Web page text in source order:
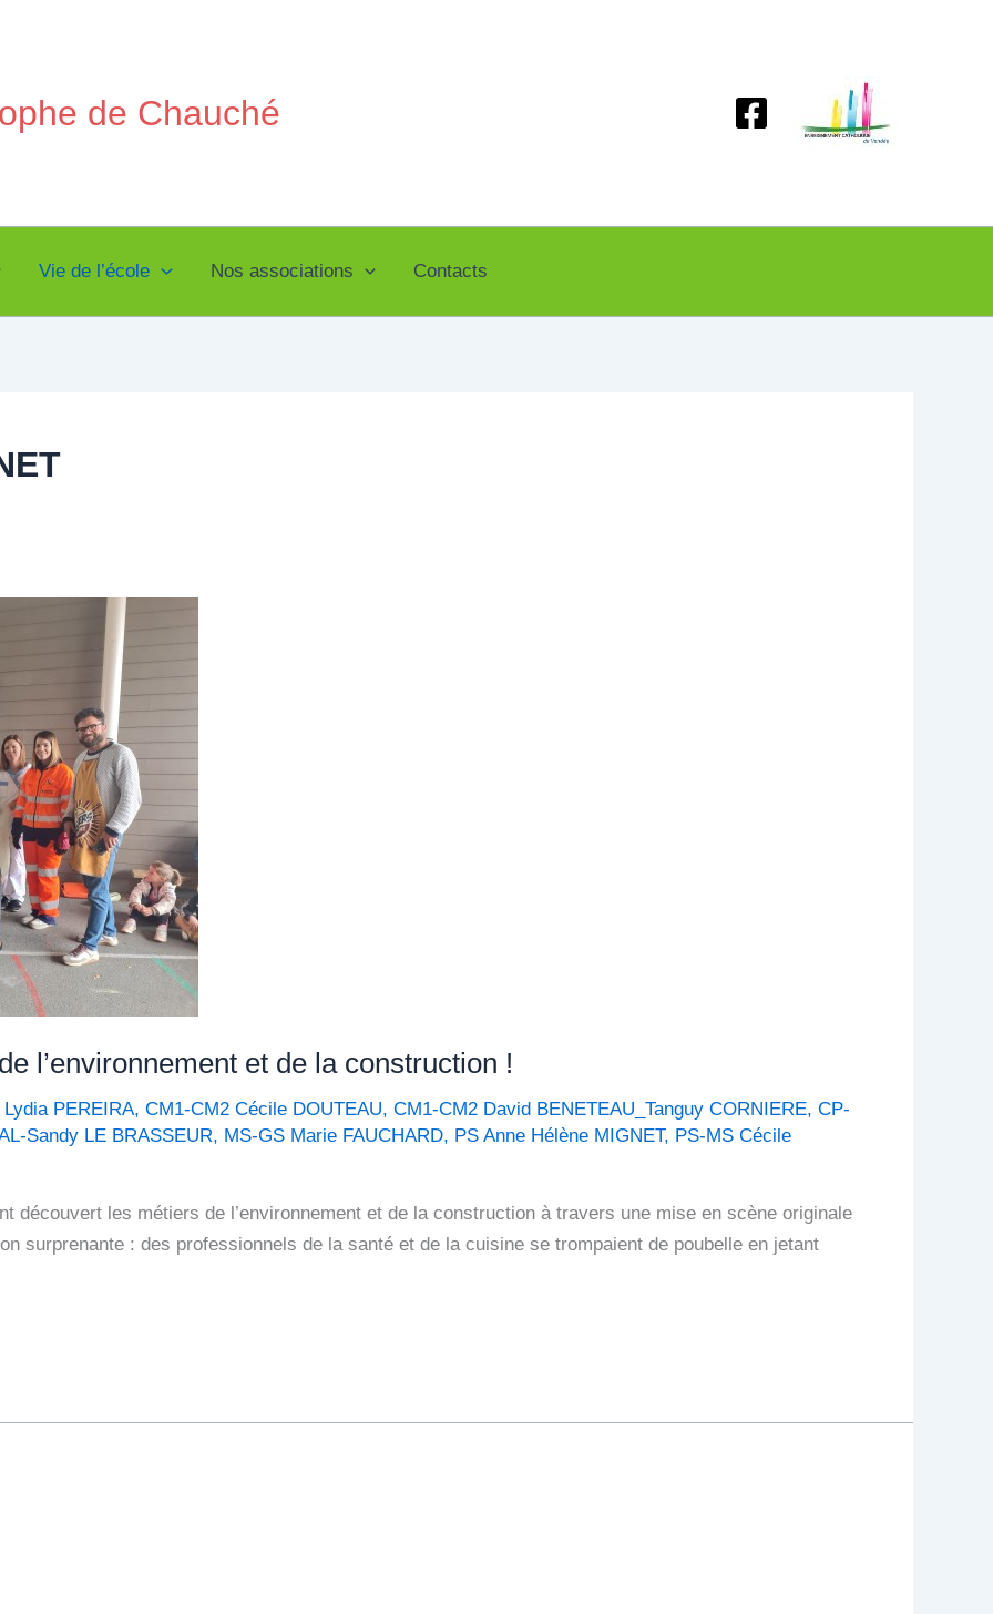
de Chauché
Vie de l’école Nos associations Contacts
l’environnement et de la construction !
PEREIRA, CM1-CM2 Cécile DOUTEAU, CM1-CM2 David BENETEAU_Tanguy CORNIERE, CP-
Sandy LE BRASSEUR, MS-GS Marie FAUCHARD, PS Anne Hélène MIGNET, PS-MS Cécile
découvert les métiers de l’environnement et de la construction à travers une mise en scène originale
surprenante : des professionnels de la santé et de la cuisine se trompaient de poubelle en jetant